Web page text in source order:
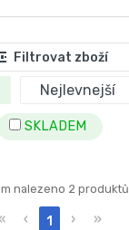
Filtrovat zboží
Nejlevnejší
SKLADEM
nalezeno 2 produktů
‹ 1 › »